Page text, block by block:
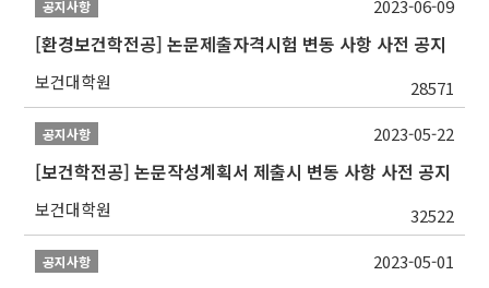
공지사항
[환경보건학전공] 논문제출자격시험 변동 사항 사전 공지
보건대학원 28571
2023-06-09
공지사항
[보건학전공] 논문작성계획서 제출시 변동 사항 사전 공지
보건대학원 32522
2023-05-22
공지사항 2023-05-01